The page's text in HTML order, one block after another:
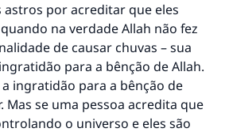
por acreditar que eles
na verdade Allah não fez
de causar chuvas – sua
para a bênção de Allah.
ingratidão para a bênção de
Mas se uma pessoa acredita que
o universo e eles são